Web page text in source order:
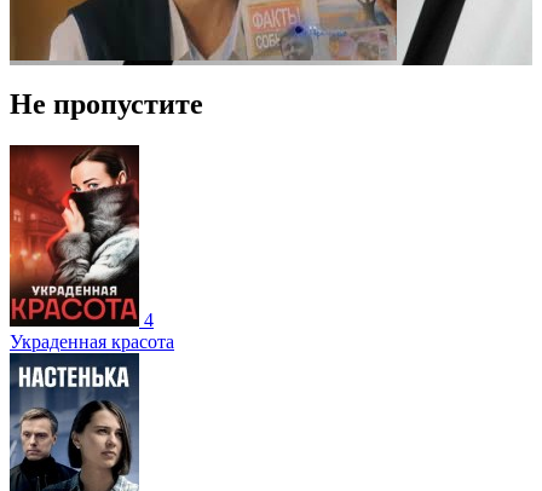
Не пропустите
4
Украденная красота